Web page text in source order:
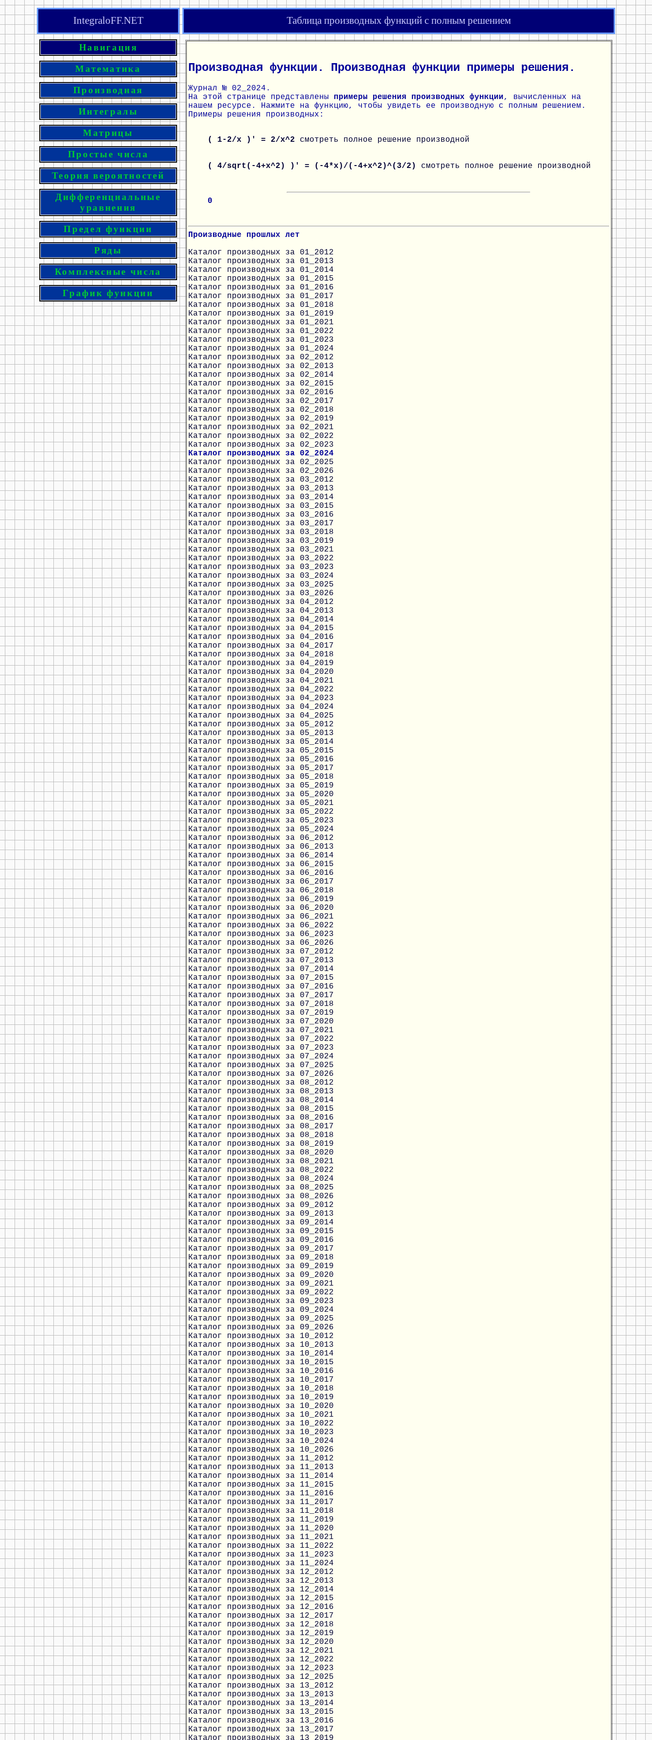
IntegraloFF.NET Таблица производных функций с полным решением
Навигация
Математика
Производная
Интегралы
Матрицы
Простые числа
Теория вероятностей
Дифференциальные
уравнения
Предел функции
Ряды
Комплексные числа
График функции
Производная функции. Производная функции примеры решения.
Журнал № 02_2024.
На этой странице представлены примеры решения производных функции, вычисленных на
нашем ресурсе. Нажмите на функцию, чтобы увидеть ее производную с полным решением.
Примеры решения производных:
( 1-2/x )' = 2/x^2 смотреть полное решение производной
( 4/sqrt(-4+x^2) )' = (-4*x)/(-4+x^2)^(3/2) смотреть полное решение производной
0
Производные прошлых лет
Каталог производных за 01_2012
Каталог производных за 01_2013
Каталог производных за 01_2014
Каталог производных за 01_2015
Каталог производных за 01_2016
Каталог производных за 01_2017
Каталог производных за 01_2018
Каталог производных за 01_2019
Каталог производных за 01_2021
Каталог производных за 01_2022
Каталог производных за 01_2023
Каталог производных за 01_2024
Каталог производных за 02_2012
Каталог производных за 02_2013
Каталог производных за 02_2014
Каталог производных за 02_2015
Каталог производных за 02_2016
Каталог производных за 02_2017
Каталог производных за 02_2018
Каталог производных за 02_2019
Каталог производных за 02_2021
Каталог производных за 02_2022
Каталог производных за 02_2023
Каталог производных за 02_2024
Каталог производных за 02_2025
Каталог производных за 02_2026
Каталог производных за 03_2012
Каталог производных за 03_2013
Каталог производных за 03_2014
Каталог производных за 03_2015
Каталог производных за 03_2016
Каталог производных за 03_2017
Каталог производных за 03_2018
Каталог производных за 03_2019
Каталог производных за 03_2021
Каталог производных за 03_2022
Каталог производных за 03_2023
Каталог производных за 03_2024
Каталог производных за 03_2025
Каталог производных за 03_2026
Каталог производных за 04_2012
Каталог производных за 04_2013
Каталог производных за 04_2014
Каталог производных за 04_2015
Каталог производных за 04_2016
Каталог производных за 04_2017
Каталог производных за 04_2018
Каталог производных за 04_2019
Каталог производных за 04_2020
Каталог производных за 04_2021
Каталог производных за 04_2022
Каталог производных за 04_2023
Каталог производных за 04_2024
Каталог производных за 04_2025
Каталог производных за 05_2012
Каталог производных за 05_2013
Каталог производных за 05_2014
Каталог производных за 05_2015
Каталог производных за 05_2016
Каталог производных за 05_2017
Каталог производных за 05_2018
Каталог производных за 05_2019
Каталог производных за 05_2020
Каталог производных за 05_2021
Каталог производных за 05_2022
Каталог производных за 05_2023
Каталог производных за 05_2024
Каталог производных за 06_2012
Каталог производных за 06_2013
Каталог производных за 06_2014
Каталог производных за 06_2015
Каталог производных за 06_2016
Каталог производных за 06_2017
Каталог производных за 06_2018
Каталог производных за 06_2019
Каталог производных за 06_2020
Каталог производных за 06_2021
Каталог производных за 06_2022
Каталог производных за 06_2023
Каталог производных за 06_2026
Каталог производных за 07_2012
Каталог производных за 07_2013
Каталог производных за 07_2014
Каталог производных за 07_2015
Каталог производных за 07_2016
Каталог производных за 07_2017
Каталог производных за 07_2018
Каталог производных за 07_2019
Каталог производных за 07_2020
Каталог производных за 07_2021
Каталог производных за 07_2022
Каталог производных за 07_2023
Каталог производных за 07_2024
Каталог производных за 07_2025
Каталог производных за 07_2026
Каталог производных за 08_2012
Каталог производных за 08_2013
Каталог производных за 08_2014
Каталог производных за 08_2015
Каталог производных за 08_2016
Каталог производных за 08_2017
Каталог производных за 08_2018
Каталог производных за 08_2019
Каталог производных за 08_2020
Каталог производных за 08_2021
Каталог производных за 08_2022
Каталог производных за 08_2024
Каталог производных за 08_2025
Каталог производных за 08_2026
Каталог производных за 09_2012
Каталог производных за 09_2013
Каталог производных за 09_2014
Каталог производных за 09_2015
Каталог производных за 09_2016
Каталог производных за 09_2017
Каталог производных за 09_2018
Каталог производных за 09_2019
Каталог производных за 09_2020
Каталог производных за 09_2021
Каталог производных за 09_2022
Каталог производных за 09_2023
Каталог производных за 09_2024
Каталог производных за 09_2025
Каталог производных за 09_2026
Каталог производных за 10_2012
Каталог производных за 10_2013
Каталог производных за 10_2014
Каталог производных за 10_2015
Каталог производных за 10_2016
Каталог производных за 10_2017
Каталог производных за 10_2018
Каталог производных за 10_2019
Каталог производных за 10_2020
Каталог производных за 10_2021
Каталог производных за 10_2022
Каталог производных за 10_2023
Каталог производных за 10_2024
Каталог производных за 10_2026
Каталог производных за 11_2012
Каталог производных за 11_2013
Каталог производных за 11_2014
Каталог производных за 11_2015
Каталог производных за 11_2016
Каталог производных за 11_2017
Каталог производных за 11_2018
Каталог производных за 11_2019
Каталог производных за 11_2020
Каталог производных за 11_2021
Каталог производных за 11_2022
Каталог производных за 11_2023
Каталог производных за 11_2024
Каталог производных за 12_2012
Каталог производных за 12_2013
Каталог производных за 12_2014
Каталог производных за 12_2015
Каталог производных за 12_2016
Каталог производных за 12_2017
Каталог производных за 12_2018
Каталог производных за 12_2019
Каталог производных за 12_2020
Каталог производных за 12_2021
Каталог производных за 12_2022
Каталог производных за 12_2023
Каталог производных за 12_2025
Каталог производных за 13_2012
Каталог производных за 13_2013
Каталог производных за 13_2014
Каталог производных за 13_2015
Каталог производных за 13_2016
Каталог производных за 13_2017
Каталог производных за 13_2019